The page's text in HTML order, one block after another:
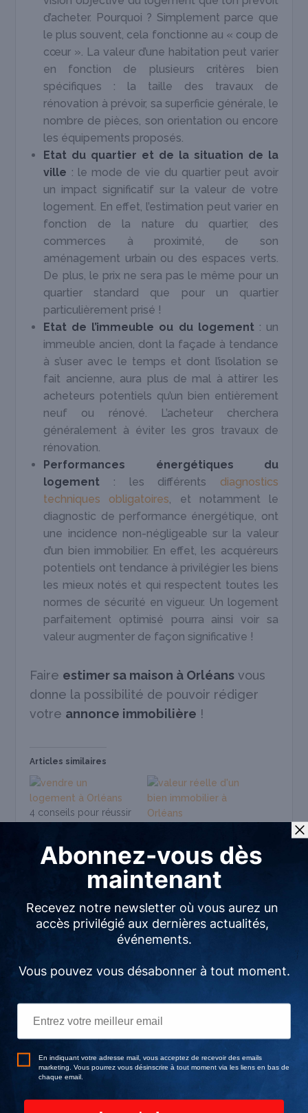
d’acheter. Pourquoi ? Simplement parce que
le plus souvent, cela fonctionne au « coup de
cœur ». La valeur d’une habitation peut varier
en fonction de plusieurs critères bien
spécifiques : la taille des travaux de
rénovation à prévoir, sa superficie générale, le
nombre de pièces, son orientation ou encore
les équipements proposés.
Etat du quartier et de la situation de la
ville : le mode de vie du quartier peut avoir
un impact significatif sur la valeur de votre
logement. En effet, l’estimation peut varier en
fonction de la nature du quartier, des
commerces à proximité, de son
aménagement urbain ou des espaces verts.
De plus, le prix ne sera pas le même pour un
quartier standard que pour un quartier
particulièrement prisé !
Etat de l’immeuble ou du logement: un
immeuble ancien, dont la façade à tendance
à s’user avec le temps et dont l’isolation se
fait ancienne, aura plus de mal à attirer les
acheteurs potentiels qu’un bien entièrement
neuf ou rénové. L’acheteur cherchera
généralement à éviter les gros travaux de
rénovation.
Performances énergétiques du
logement : les différents diagnostics
techniques obligatoires, et notamment le
diagnostic de performance énergétique, ont
une incidence non-négligeable sur la valeur
d’un bien immobilier. En effet, les acquéreurs
potentiels ont tendance à privilégier les biens
les mieux notés et qui respectent toutes les
normes de sécurité en vigueur. Un logement
parfaitement optimisé pourra ainsi voir sa
valeur augmenter de façon significative !
Faire estimer sa maison à Orléans vous
donne la possibilité de pouvoir rédiger
votre annonce immobilière !
Articles similaires
4 conseils pour réussir
24 juin 2021
Dans "Vendre un bien"
immobilière
15 août 2019
Dans "Vendre un bien"
4 raisons qui font de
une estimation
Dans "Vendre un bien"
No related posts.